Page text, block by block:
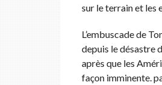
sur le terrain et les
L’embuscade de
depuis le désastre
après que les
façon imminente.